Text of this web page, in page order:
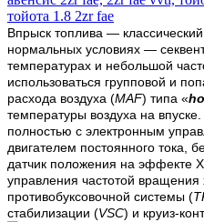
Впрыск топлива —
нормальных условиях —
температурах и небольшой
использоваться групповой и
расхода воздуха (MAF) типа «
температуры воздуха на
полностью с электронным
двигателем постоянного тока,
датчик положения на эффекте
управления частотой вращения
противобуксовочной системы (
стабилизации (VSC) и круиз-